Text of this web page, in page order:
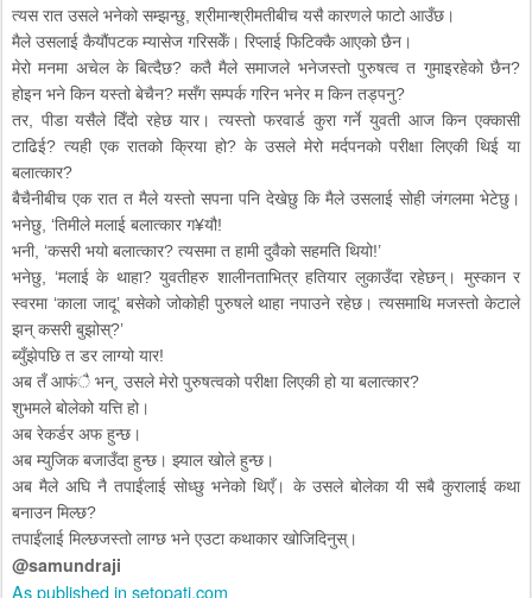
त्यस रात उसले भनेको सम्झन्छु, श्रीमान्श्रीमतीबीच यसै कारणले फाटो आउँछ।
मैले उसलाई कैयौंपटक म्यासेज गरिसकेँ। रिप्लाई फिटिक्कै आएको छैन।
मेरो मनमा अचेल के बित्दैछ? कतै मैले समाजले भनेजस्तो पुरुषत्व त गुमाइरहेको छैन?
होइन भने किन यस्तो बेचैन? मसँग सम्पर्क गरिन भनेर म किन तड्पनु?
तर, पीडा यसैले दिँदो रहेछ यार। त्यस्तो फरवार्ड कुरा गर्ने युवती आज किन एक्कासी
टाढिई? त्यही एक रातको क्रिया हो? के उसले मेरो मर्दपनको परीक्षा लिएकी थिई या
बलात्कार?
बैचैनीबीच एक रात त मैले यस्तो सपना पनि देखेछु कि मैले उसलाई सोही जंगलमा भेटेछु।
भनेछु, ‘तिमीले मलाई बलात्कार ग¥यौ!
भनी, ‘कसरी भयो बलात्कार? त्यसमा त हामी दुवैको सहमति थियो!’
भनेछु, ‘मलाई के थाहा? युवतीहरु शालीनताभित्र हतियार लुकाउँदा रहेछन्। मुस्कान र
स्वरमा ‘काला जादू’ बसेको जोकोही पुरुषले थाहा नपाउने रहेछ। त्यसमाथि मजस्तो केटाले
झन् कसरी बुझोस्?’
ब्युँझेपछि त डर लाग्यो यार!
अब तँ आफंै भन्, उसले मेरो पुरुषत्वको परीक्षा लिएकी हो या बलात्कार?
शुभमले बोलेको यत्ति हो।
अब रेकर्डर अफ हुन्छ।
अब म्युजिक बजाउँदा हुन्छ। झ्याल खोले हुन्छ।
अब मैले अघि नै तपाईंलाई सोध्छु भनेको थिएँ। के उसले बोलेका यी सबै कुरालाई कथा
बनाउन मिल्छ?
तपाईंलाई मिल्छजस्तो लाग्छ भने एउटा कथाकार खोजिदिनुस्।
@samundraji
As published in setopati.com